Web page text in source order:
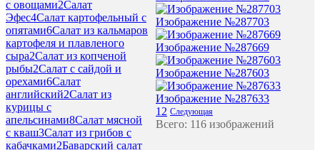
с овощами2Салат
Эфес4Салат картофельный с
опятами6Салат из кальмаров
картофеля и плавленого
сыра2Салат из копченой
рыбы2Салат с сайдой и
орехами6Салат
английский2Салат из
курицы с
апельсинами8Салат мясной
с кваш3Салат из грибов с
кабачками2Баварский салат
Изображение №287703
Изображение №287669
Изображение №287603
Изображение №287633
1 2 Следующая
Всего: 116 изображений